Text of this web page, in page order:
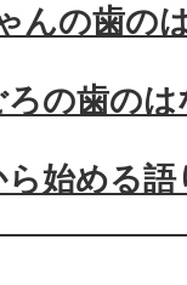
んの歯の
の歯のは
ら始める